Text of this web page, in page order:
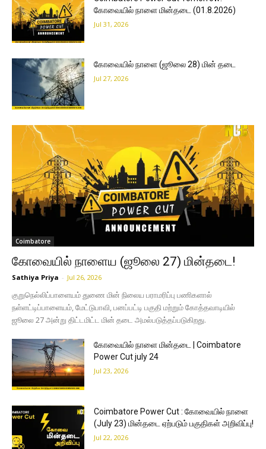
கோவையில் நாளை மின்தடை (01.8.2026)
Jul 31, 2026
கோவையில் நாளை (ஜூலை 28) மின் தடை
Jul 27, 2026
Coimbatore
கோவையில் நாளைய (ஜூலை 27) மின்தடை!
Sathiya Priya - Jul 26, 2026
குறுநெல்லிப்பாளையம் துணை மின் நிலைய பராமரிப்பு பணிகளால்
நள்ளட்டிப்பாளையம், மேட்டுபாவி, பனப்பட்டி பகுதி மற்றும் கோத்தவாடியில்
ஜூலை 27 அன்று திட்டமிட்ட மின் தடை அமல்படுத்தப்படுகிறது.
கோவையில் நாளை மின்தடை | Coimbatore
Power Cut july 24
Jul 23, 2026
Coimbatore Power Cut : கோவையில் நாளை
(July 23) மின்தடை ஏற்படும் பகுதிகள் அறிவிப்பு!
Jul 22, 2026